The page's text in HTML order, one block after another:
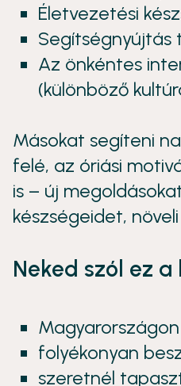
Életvezetési
Segítségnyújtás
Az önkéntes
(különböző
Másokat segíteni
felé, az óriási
is – új
készségeidet,
Neked szól ez
Magyarországon
folyékonyan
szeretnél